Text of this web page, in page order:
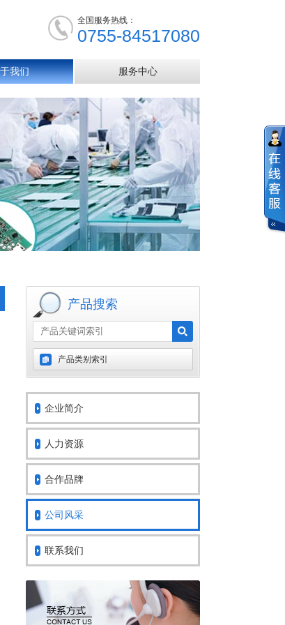
全国服务热线：
0755-84517080
我们 服务中心
产品搜索
产品类别索引
企业简介
人力资源
合作品牌
公司风采
联系我们